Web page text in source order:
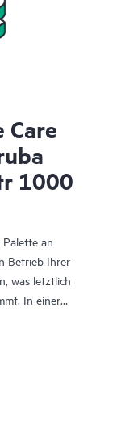
Care
1000
an
Betrieb Ihrer
was letztlich
In einer
HPE
erweiterten